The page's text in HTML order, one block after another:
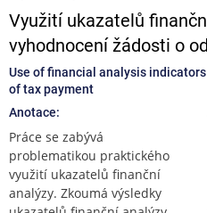
Využití ukazatelů
vyhodnocení žádosti o
Use of financial analysis
of tax payment
Anotace:
Práce se zabývá
problematikou praktického
využití ukazatelů finanční
analýzy. Zkoumá výsledky